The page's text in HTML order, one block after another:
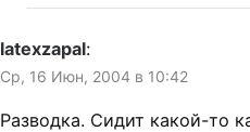
latexzapal:
Ср, 16 Июн, 2004 в 10:42
Разводка. Сидит какой-то